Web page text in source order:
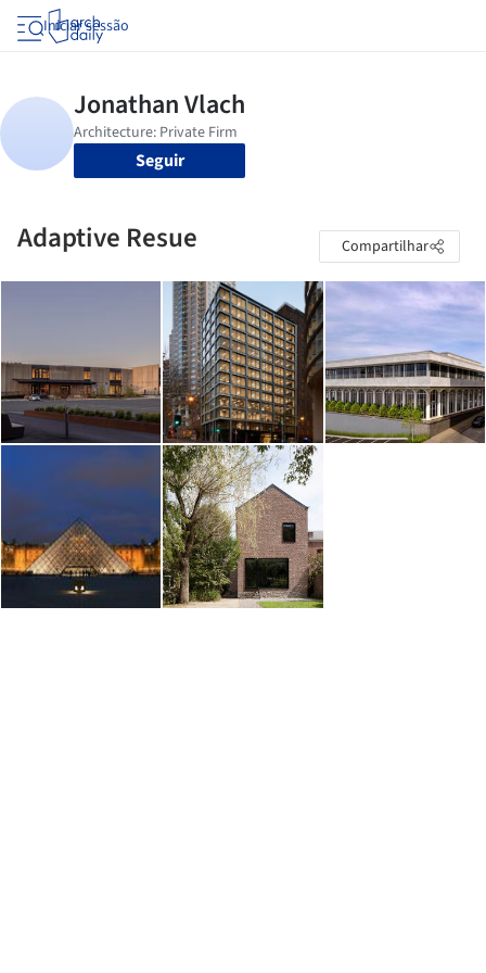
Iniciar sessão
Seguir
Adaptive Resue Compartilhar